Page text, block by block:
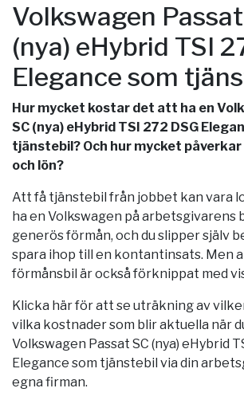
Volkswagen
(nya) eHybrid TSI
Elegance som
Hur mycket kostar det att ha en
SC (nya) eHybrid TSI 272 DSG
tjänstebil? Och hur mycket
och lön?
Att få tjänstebil från jobbet kan vara
ha en Volkswagen på arbetsgivarens
generös förmån, och du slipper själv
spara ihop till en kontantinsats. Men
förmånsbil är också förknippat med
Klicka här för att se uträkning av
vilka kostnader som blir aktuella när
Volkswagen Passat SC (nya) eHybrid
Elegance som tjänstebil via din
egna firman.